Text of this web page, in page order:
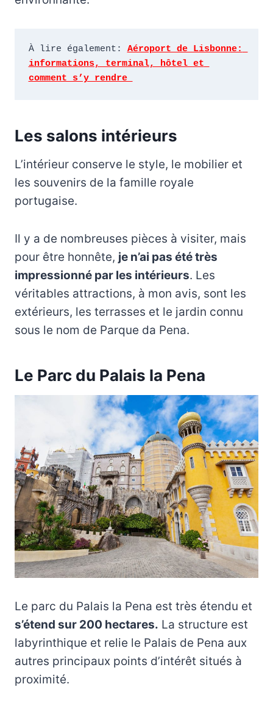
À lire également: Aéroport de Lisbonne:
informations, terminal, hôtel et
comment s’y rendre
Les salons intérieurs
L’intérieur conserve le style, le mobilier et
les souvenirs de la famille royale
portugaise.
Il y a de nombreuses pièces à visiter, mais
pour être honnête, je n’ai pas été très
impressionné par les intérieurs. Les
véritables attractions, à mon avis, sont les
extérieurs, les terrasses et le jardin connu
sous le nom de Parque da Pena.
Le Parc du Palais la Pena
Le parc du Palais la Pena est très étendu et
s’étend sur 200 hectares. La structure est
labyrinthique et relie le Palais de Pena aux
autres principaux points d’intérêt situés à
proximité.